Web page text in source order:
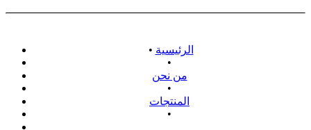
• الرئيسية
•
من نحن
•
المنتجات
•